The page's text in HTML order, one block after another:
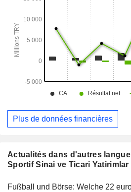
Actualités dans d'autres
Sportif Sinai ve Ticari Yatirimlar
Fußball und Börse: Welche 22
Plus de données financières